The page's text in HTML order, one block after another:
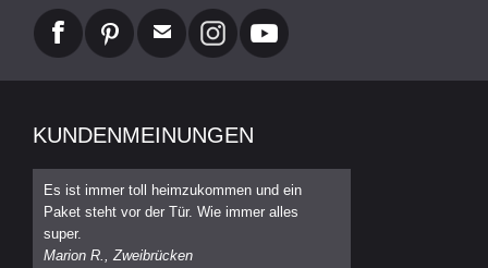
KUNDENMEINUNGEN
Es ist immer toll heimzukommen und ein
Paket steht vor der Tür. Wie immer alles
super.
Marion R., Zweibrücken